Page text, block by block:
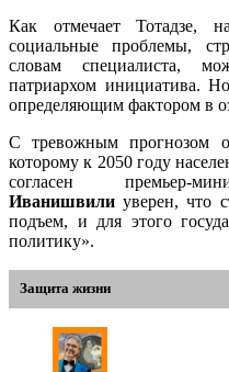
Как отмечает Тотадзе,
социальные проблемы,
словам специалиста,
патриархом инициатива.
определяющим фактором в
С тревожным прогнозом
которому к 2050 году
согласен
Иванишвили уверен, что
подъем, и для этого
политику».
Защита жизни